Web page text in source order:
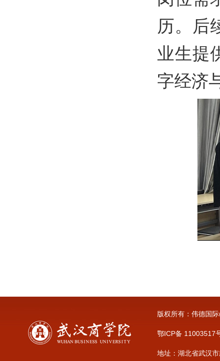
历。后
业生提
字经济
版权所有：伟德国
鄂ICP备 11003517
地址：湖北省武汉